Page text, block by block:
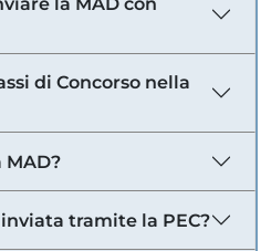
di Concorso nella
MAD?
tramite la PEC?